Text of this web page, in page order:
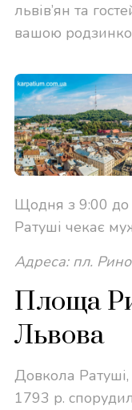
львів’ян та
вашою
Щодня з 9:00 до
Ратуші чекає
Адреса: пл.
Площа
Львова
Довкола
1793 р.